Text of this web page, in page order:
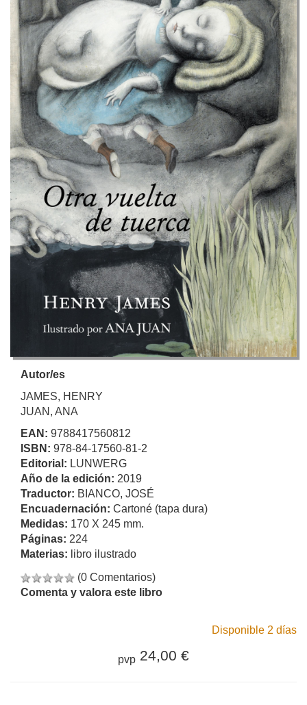
Autor/es
JAMES, HENRY
JUAN, ANA
EAN: 9788417560812
ISBN: 978-84-17560-81-2
Editorial: LUNWERG
Año de la edición: 2019
Traductor: BIANCO, JOSÉ
Encuadernación: Cartoné (tapa dura)
Medidas: 170 X 245 mm.
Páginas: 224
Materias: libro ilustrado
(0 Comentarios)
Comenta y valora este libro
Disponible 2 días
pvp 24,00 €